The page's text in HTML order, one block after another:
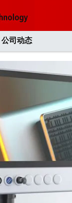
公司动态